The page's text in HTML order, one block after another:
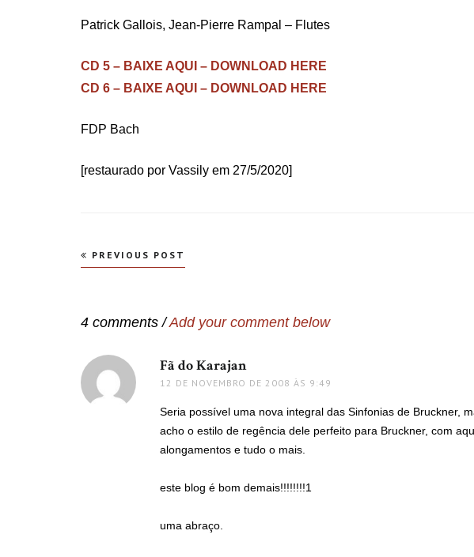
Patrick Gallois, Jean-Pierre Rampal – Flutes
CD 5 – BAIXE AQUI – DOWNLOAD HERE
CD 6 – BAIXE AQUI – DOWNLOAD HERE
FDP Bach
[restaurado por Vassily em 27/5/2020]
Navegação
PREVIOUS POST
4 comments /Add your comment below
Fã do Karajan
12 DE NOVEMBRO DE 2008 ÀS 9:49
Seria possível uma nova integral das Sinfonias de Bruckner,
acho o estilo de regência dele perfeito para Bruckner, com
alongamentos e tudo o mais.
este blog é bom demais!!!!!!!!1
uma abraço.